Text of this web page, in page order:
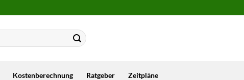
Kostenberechnung Ratgeber Zeitpläne